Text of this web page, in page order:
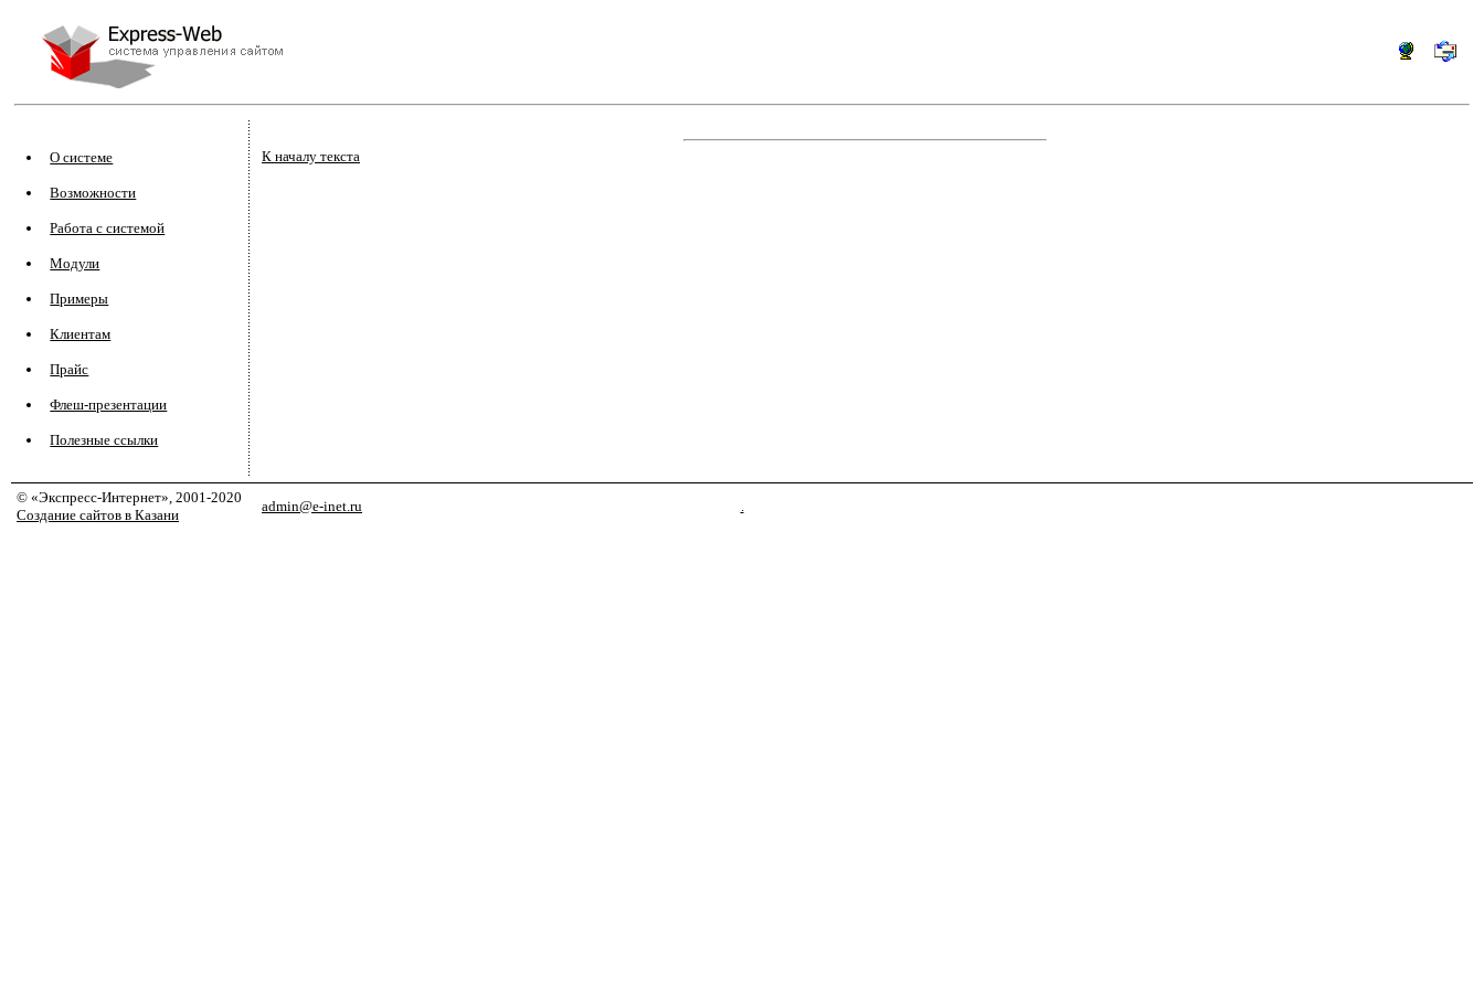
О системе
Возможности
Работа с системой
Модули
Примеры
Клиентам
Прайс
Флеш-презентации
Полезные ссылки
К началу текста
© «Экспресс-Интернет», 2001-2020
Создание сайтов в Казани
admin@e-inet.ru .